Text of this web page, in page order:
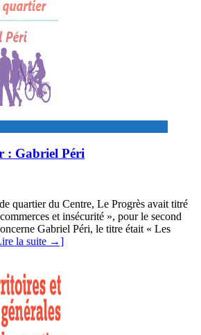
: Gabriel Péri
quartier du Centre, Le Progrès avait titré
et insécurité », pour le second
Gabriel Péri, le titre était « Les
la suite →]